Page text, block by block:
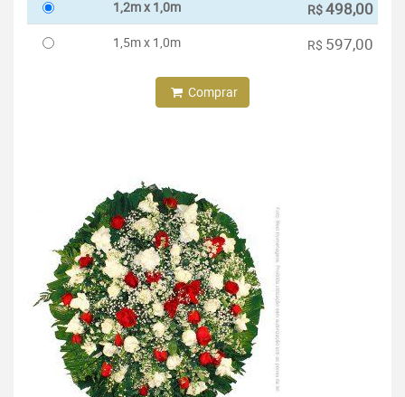
1,2m x 1,0m R$498,00
1,5m x 1,0m R$ 597,00
Comprar